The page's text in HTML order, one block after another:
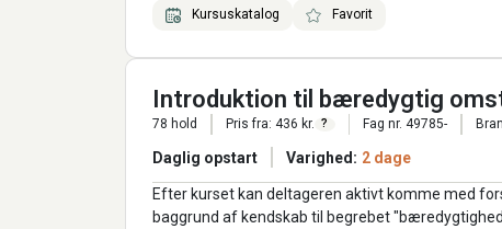
Kursuskatalog Favorit
Introduktion til bæredygtig
78 hold Pris fra: 436 kr. ? Fag nr. 49785-
Daglig opstart Varighed: 2 dage
Efter kurset kan deltageren aktivt komme med
baggrund af kendskab til begrebet